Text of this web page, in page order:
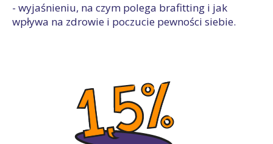
- wyjaśnieniu, na czym polega brafitting i jak
wpływa na zdrowie i poczucie pewności siebie.